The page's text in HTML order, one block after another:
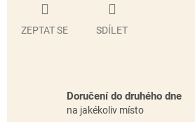
ZEPTAT SE SDÍLET
Doručení do druhého dne
na jakékoliv místo